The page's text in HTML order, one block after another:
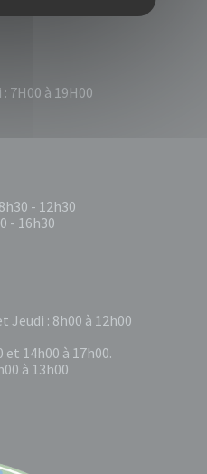
7H00 à 19H00
- 12h30
- 16h30
Jeudi : 8h00 à 12h00
et 14h00 à 17h00.
à 13h00